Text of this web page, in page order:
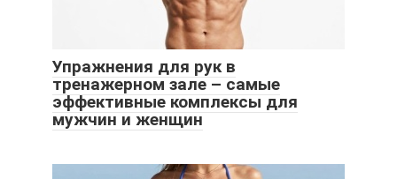
Упражнения для рук в
тренажерном зале – самые
эффективные комплексы для
мужчин и женщин